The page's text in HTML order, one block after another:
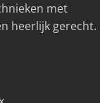
met
heerlijk gerecht.